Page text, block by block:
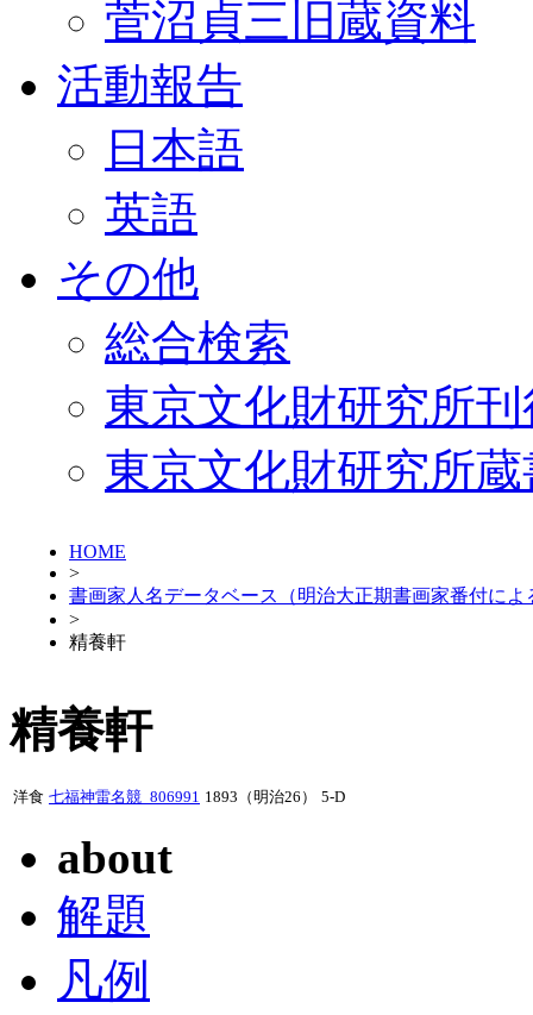
菅沼貞三旧蔵資料
活動報告
日本語
英語
その他
総合検索
東京文化財研究所
東京文化財研究所
HOME
>
書画家人名データベース（明治大正期書画家番付によ
>
精養軒
精養軒
洋食 七福神雷名競_806991 1893（明治26） 5-D
about
解題
凡例